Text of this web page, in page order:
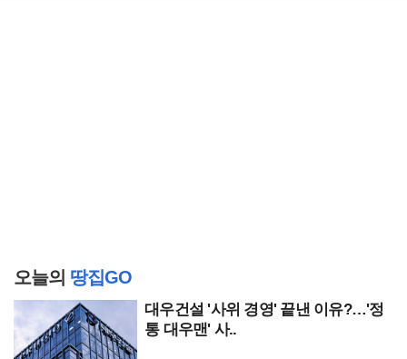
오늘의 땅집GO
대우건설 '사위 경영' 끝낸 이유?…'정
통 대우맨' 사..